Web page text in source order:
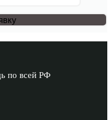
по всей РФ